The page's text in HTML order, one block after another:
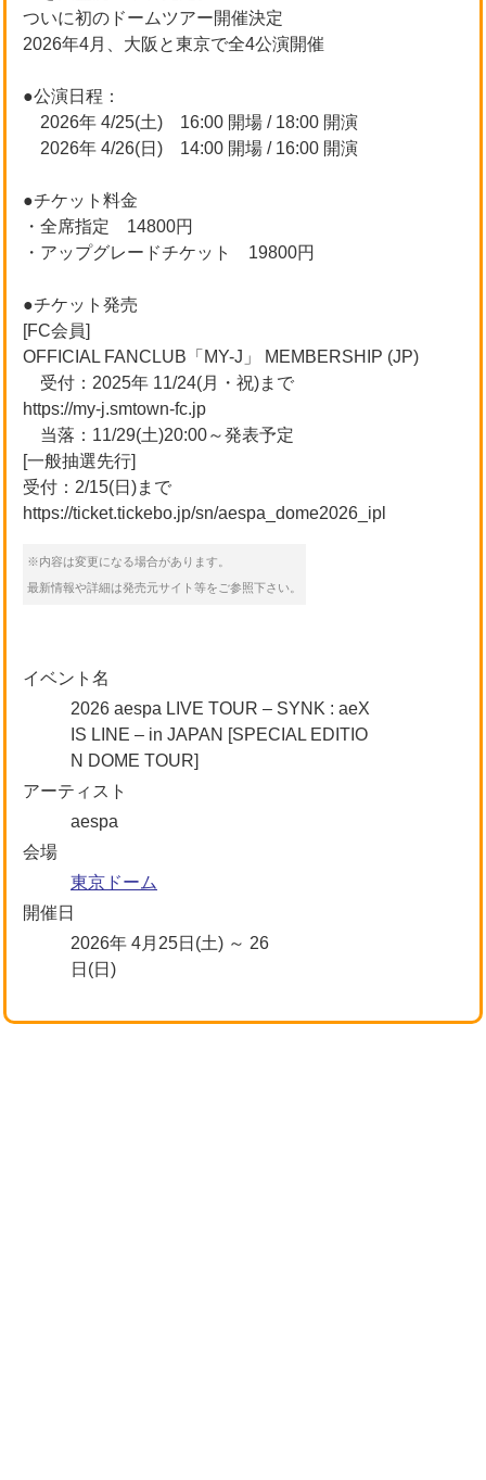
ついに初のドームツアー開催決定
2026年4月、大阪と東京で全4公演開催
●公演日程：
2026年 4/25(土) 16:00 開場 / 18:00 開演
2026年 4/26(日) 14:00 開場 / 16:00 開演
●チケット料金
・全席指定 14800円
・アップグレードチケット 19800円
●チケット発売
[FC会員]
OFFICIAL FANCLUB「MY-J」 MEMBERSHIP (JP)
受付：2025年 11/24(月・祝)まで
https://my-j.smtown-fc.jp
当落：11/29(土)20:00～発表予定
[一般抽選先行]
受付：2/15(日)まで
https://ticket.tickebo.jp/sn/aespa_dome2026_ipl
※内容は変更になる場合があります。
最新情報や詳細は発売元サイト等をご参照下さい。
イベント名
2026 aespa LIVE TOUR – SYNK : aeX
IS LINE – in JAPAN [SPECIAL EDITIO
N DOME TOUR]
アーティスト
aespa
会場
東京ドーム
開催日
2026年 4月25日(土) ～ 26
日(日)